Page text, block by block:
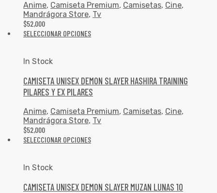
Anime, Camiseta Premium, Camisetas, Cine,
Mandrágora Store, Tv
$52,000
SELECCIONAR OPCIONES
In Stock
CAMISETA UNISEX DEMON SLAYER HASHIRA TRAINING
PILARES Y EX PILARES
Anime, Camiseta Premium, Camisetas, Cine,
Mandrágora Store, Tv
$52,000
SELECCIONAR OPCIONES
In Stock
CAMISETA UNISEX DEMON SLAYER MUZAN LUNAS 10